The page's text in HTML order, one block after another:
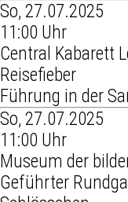
So, 27.07.2025
11:00 Uhr
Central Kabarett
Reisefieber
Führung in der
So, 27.07.2025
11:00 Uhr
Museum der
Geführter